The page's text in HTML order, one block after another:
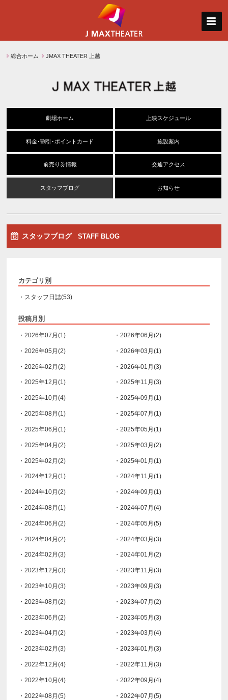
総合ホーム JMAX THEATER 上越
劇場ホーム 上映スケジュール
料金･割引･ポイントカード 施設案内
前売り券情報 交通アクセス
スタッフブログ お知らせ
スタッフブログ STAFF BLOG
カテゴリ別
・スタッフ日誌(53)
投稿月別
・2026年07月(1) ・2026年06月(2)
・2026年05月(2) ・2026年03月(1)
・2026年02月(2) ・2026年01月(3)
・2025年12月(1) ・2025年11月(3)
・2025年10月(4) ・2025年09月(1)
・2025年08月(1) ・2025年07月(1)
・2025年06月(1) ・2025年05月(1)
・2025年04月(2) ・2025年03月(2)
・2025年02月(2) ・2025年01月(1)
・2024年12月(1) ・2024年11月(1)
・2024年10月(2) ・2024年09月(1)
・2024年08月(1) ・2024年07月(4)
・2024年06月(2) ・2024年05月(5)
・2024年04月(2) ・2024年03月(3)
・2024年02月(3) ・2024年01月(2)
・2023年12月(3) ・2023年11月(3)
・2023年10月(3) ・2023年09月(3)
・2023年08月(2) ・2023年07月(2)
・2023年06月(2) ・2023年05月(3)
・2023年04月(2) ・2023年03月(4)
・2023年02月(3) ・2023年01月(3)
・2022年12月(4) ・2022年11月(3)
・2022年10月(4) ・2022年09月(4)
・2022年08月(5) ・2022年07月(5)